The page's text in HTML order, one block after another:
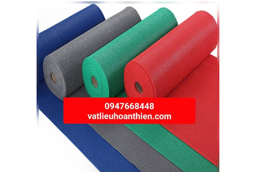
TỔNG KHO THẢM NHỰA CHỐNG TRƠN TẠI TP. HỒ